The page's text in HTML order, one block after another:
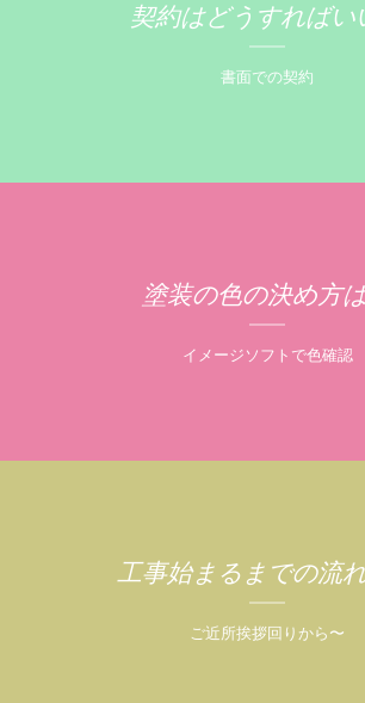
契約はどうすればい
書面での契約
塗装の色の決め方
イメージソフトで色確認
工事始まるまでの流
ご近所挨拶回りから〜